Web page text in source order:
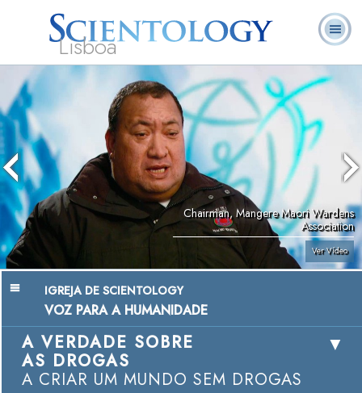
Lisboa
L. Ron
Hubbard
Scientology?
Voluntários
Perguntas
Frequentes
Livros
Chairman, Mangere Maori Wardens
Association
Ver Vídeo
IGREJA DE SCIENTOLOGY
VOZ PARA A HUMANIDADE
A VERDADE SOBRE
AS DROGAS
A CRIAR UM MUNDO SEM DROGAS